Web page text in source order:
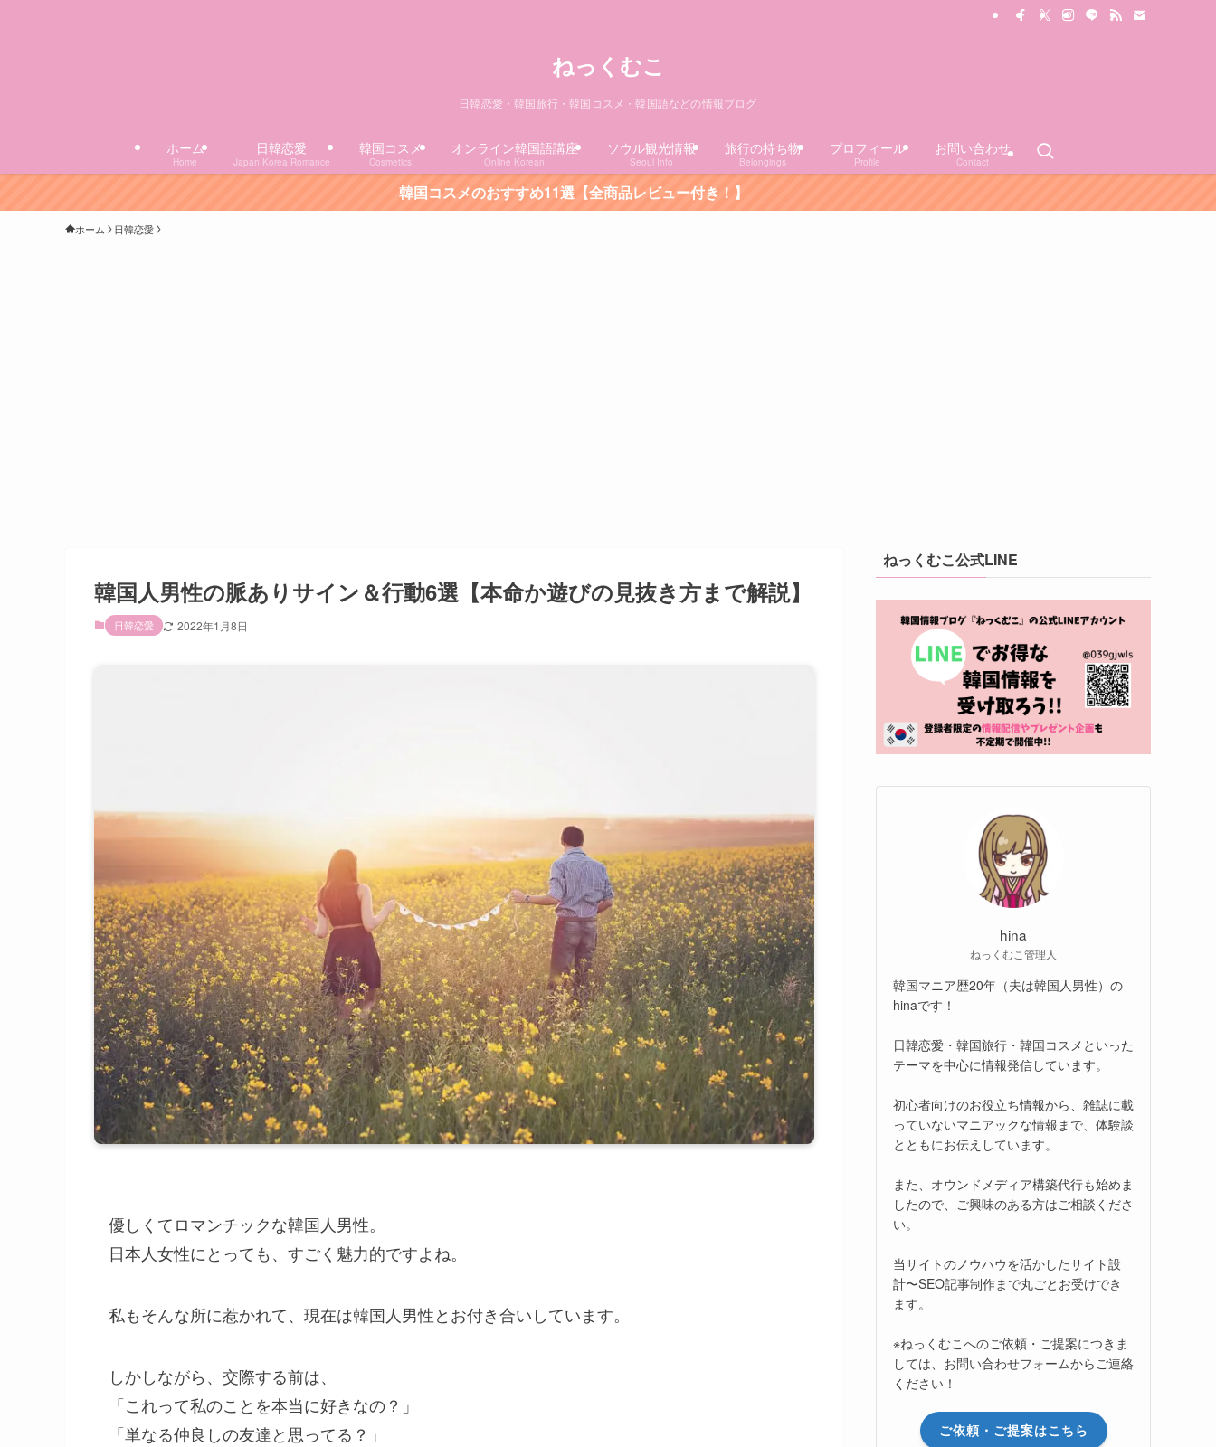
ねっくむこ
日韓恋愛・韓国旅行・韓国コスメ・韓国語などの情報ブログ
ホーム
Home
日韓恋愛
Japan Korea Romance
韓国コスメ
Cosmetics
オンライン韓国語講座
Online Korean
ソウル観光情報
Seoul Info
旅行の持ち物
Belongings
プロフィール
Profile
お問い合わせ
Contact
韓国コスメのおすすめ11選【全商品レビュー付き！】
ホーム 日韓恋愛
韓国人男性の脈ありサイン＆行動6選【本命か遊びの見抜き方まで解説】
日韓恋愛 2022年1月8日
優しくてロマンチックな韓国人男性。
日本人女性にとっても、すごく魅力的ですよね。
私もそんな所に惹かれて、現在は韓国人男性とお付き合いしています。
しかしながら、交際する前は、
「これって私のことを本当に好きなの？」
「単なる仲良しの友達と思ってる？」
ねっくむこ公式LINE
hina
ねっくむこ管理人
韓国マニア歴20年（夫は韓国人男性）の
hinaです！
日韓恋愛・韓国旅行・韓国コスメといった
テーマを中心に情報発信しています。
初心者向けのお役立ち情報から、雑誌に載
っていないマニアックな情報まで、体験談
とともにお伝えしています。
また、オウンドメディア構築代行も始めま
したので、ご興味のある方はご相談くださ
い。
当サイトのノウハウを活かしたサイト設
計〜SEO記事制作まで丸ごとお受けでき
ます。
※ねっくむこへのご依頼・ご提案につきま
しては、お問い合わせフォームからご連絡
ください！
ご依頼・ご提案はこちら